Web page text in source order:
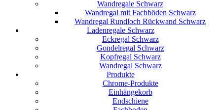
Wandregale Schwarz
Wandregal mit Fachböden Schwarz
Wandregal Rundloch Rückwand Schwarz
Ladenregale Schwarz
Eckregal Schwarz
Gondelregal Schwarz
Kopfregal Schwarz
Wandregal Schwarz
Produkte
Chrome-Produkte
Einhängekorb
Endschiene